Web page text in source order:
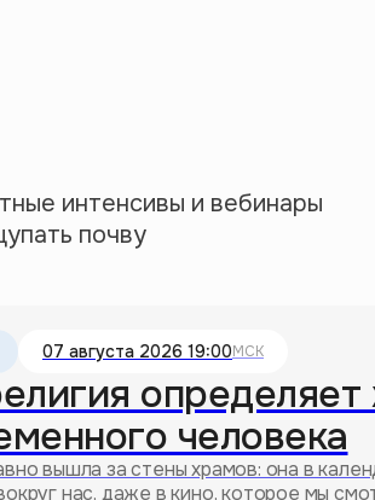
интенсивы и вебинары
почву
07 августа 2026 19:00МСК
человека
вышла за стены храмов: она в
нас, даже в кино, которое мы